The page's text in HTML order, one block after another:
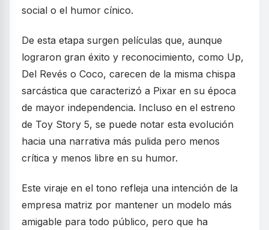
social o el humor cínico.
De esta etapa surgen películas que, aunque
lograron gran éxito y reconocimiento, como Up,
Del Revés o Coco, carecen de la misma chispa
sarcástica que caracterizó a Pixar en su época
de mayor independencia. Incluso en el estreno
de Toy Story 5, se puede notar esta evolución
hacia una narrativa más pulida pero menos
crítica y menos libre en su humor.
Este viraje en el tono refleja una intención de la
empresa matriz por mantener un modelo más
amigable para todo público, pero que ha